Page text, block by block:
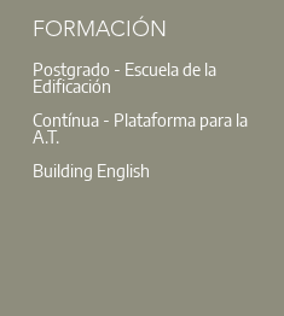
FORMACIÓN
Postgrado - Escuela de la
Edificación
Contínua - Plataforma para la
A.T.
Building English